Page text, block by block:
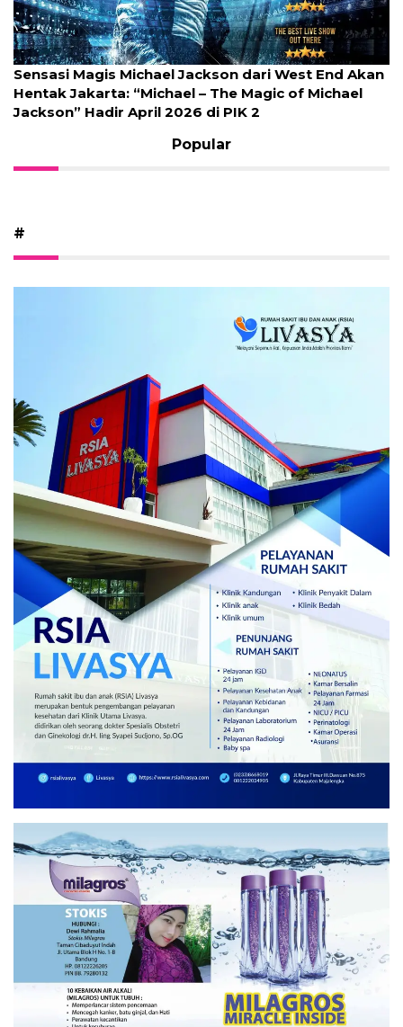
Sensasi Magis Michael Jackson dari West End Akan
Hentak Jakarta: “Michael – The Magic of Michael
Jackson” Hadir April 2026 di PIK 2
Popular
#